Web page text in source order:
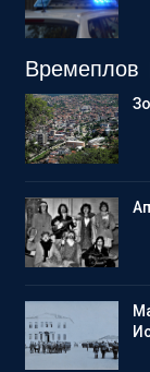
Времеплов